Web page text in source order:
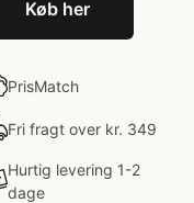
Køb her
PrisMatch
Fri fragt over kr. 349
Hurtig levering 1-2
dage